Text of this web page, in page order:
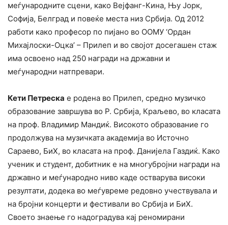
меѓународните сцени, како Вејфанг-Кина, Њу Јорк,
Софија, Белград и повеќе места низ Србија. Од 2012
работи како професор по пијано во ООМУ ‘Ордан
Михајлоски-Оцка’ – Прилеп и во својот досегашен стаж
има освоено над 250 награди на државни и
меѓународни натпревари.
Кети Петреска е родена во Прилеп, средно музичко
образование завршува во Р. Србија, Краљево, во класата
на проф. Владимир Мандиќ. Високото образование го
продолжува на музичката академија во Источно
Сараево, БиХ, во класата на проф. Данијела Газдиќ. Како
ученик и студент, добитник е на многубројни награди на
државно и меѓународно ниво каде остварува високи
резултати, додека во меѓувреме редовно учествувала и
на бројни концерти и фестивали во Србија и БиХ.
Своето знаење го надоградува кај реномирани